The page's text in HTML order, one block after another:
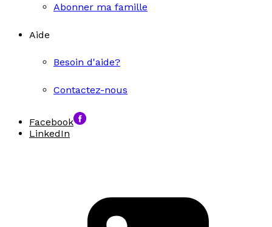
Abonner ma famille
Aide
Besoin d'aide?
Contactez-nous
Facebook
LinkedIn